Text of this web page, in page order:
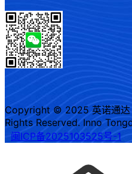
Copyright © 2025 英诺通达
Rights Reserved. Inno
闽ICP备2025103525号-1